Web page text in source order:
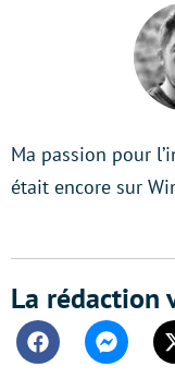
Ma passion pour
était encore sur
La rédaction
Facebook